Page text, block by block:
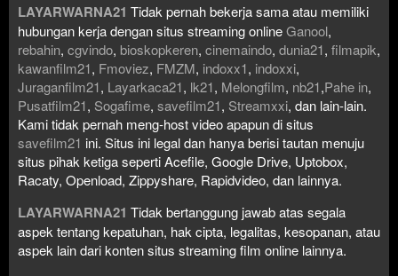
LAYARWARNA21 Tidak pernah bekerja sama atau memiliki
hubungan kerja dengan situs streaming onlineGanool,
rebahin, cgvindo, bioskopkeren, cinemaindo, dunia21, filmapik,
kawanfilm21, Fmoviez, FMZM, indoxx1, indoxxi,
Juraganfilm21, Layarkaca21, lk21, Melongfilm, nb21,Pahe in,
Pusatfilm21, Sogafime, savefilm21, Streamxxi, dan lain-lain.
Kami tidak pernah meng-host video apapun di situs
savefilm21 ini. Situs ini legal dan hanya berisi tautan menuju
situs pihak ketiga seperti Acefile, Google Drive, Uptobox,
Racaty, Openload, Zippyshare, Rapidvideo, dan lainnya.
LAYARWARNA21 Tidak bertanggung jawab atas segala
aspek tentang kepatuhan, hak cipta, legalitas, kesopanan, atau
aspek lain dari konten situs streaming film online lainnya.